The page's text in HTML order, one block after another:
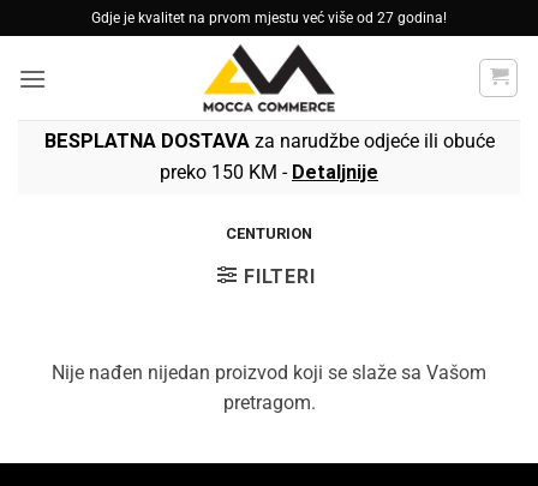
to
content
Gdje je kvalitet na prvom mjestu već više od 27 godina!
BESPLATNA DOSTAVAza narudžbe odjeće ili obuće
preko 150 KM - Detaljnije
CENTURION
FILTERI
Nije nađen nijedan proizvod koji se slaže sa Vašom
pretragom.